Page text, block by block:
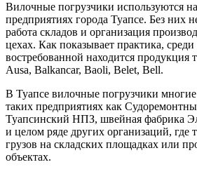
Вилочные погрузчики используются
предприятиях города Туапсе. Без них
работа складов и организация
цехах. Как показывает практика, среди
востребованной находится продукция
Ausa, Balkancar, Baoli, Belet, Bell.
В Туапсе вилочные погрузчики
таких предприятиях как
Туапсинский НПЗ, швейная фабрика
и целом ряде других организаций, где
грузов на складских площадках или
объектах.